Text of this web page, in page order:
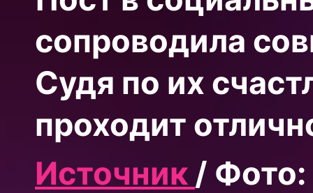
сопроводила
Судя по их
проходит
Источник / Фото: